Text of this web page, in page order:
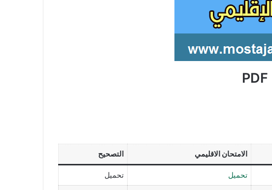
الامتحان الاقليمي التصحيح
تحميل تحميل